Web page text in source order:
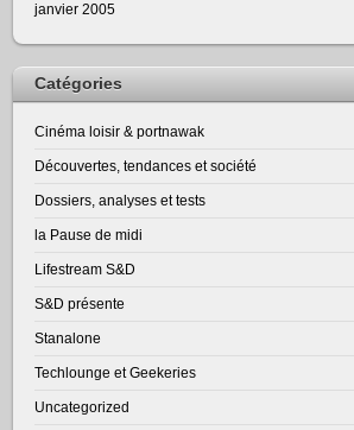
janvier 2005
Catégories
Cinéma loisir & portnawak
Découvertes, tendances et société
Dossiers, analyses et tests
la Pause de midi
Lifestream S&D
S&D présente
Stanalone
Techlounge et Geekeries
Uncategorized